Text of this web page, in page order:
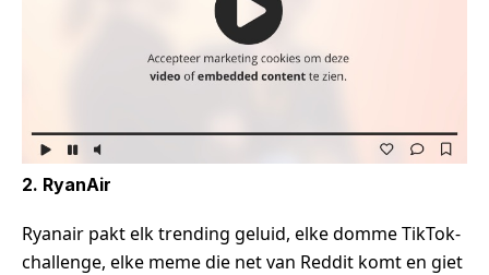
2. RyanAir
Ryanair pakt elk trending geluid, elke domme TikTok-
challenge, elke meme die net van Reddit komt en giet